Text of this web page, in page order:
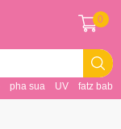
pha sua UV fatz baby
0